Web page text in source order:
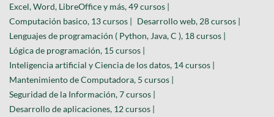
Excel, Word, LibreOffice y más, 49 cursos |
Computación basico, 13 cursos | Desarrollo web, 28 cursos |
Lenguajes de programación ( Python, Java, C ), 18 cursos |
Lógica de programación, 15 cursos |
Inteligencia artificial y Ciencia de los datos, 14 cursos |
Mantenimiento de Computadora, 5 cursos |
Seguridad de la Información, 7 cursos |
Desarrollo de aplicaciones, 12 cursos |